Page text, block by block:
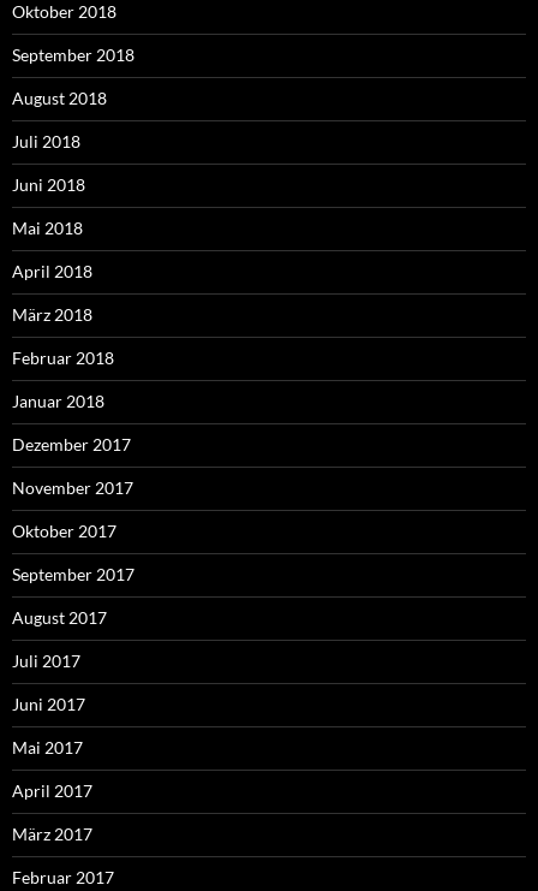
Oktober 2018
September 2018
August 2018
Juli 2018
Juni 2018
Mai 2018
April 2018
März 2018
Februar 2018
Januar 2018
Dezember 2017
November 2017
Oktober 2017
September 2017
August 2017
Juli 2017
Juni 2017
Mai 2017
April 2017
März 2017
Februar 2017